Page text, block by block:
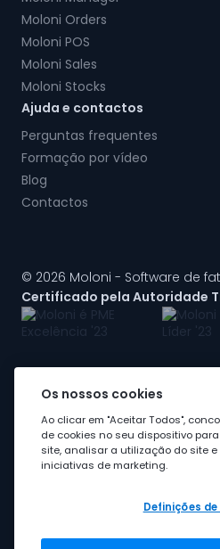
Moloni Orders
Moloni POS
Moloni Sales
Moloni Stocks
Ajuda e contactos
Perguntas frequentes
Formação por vídeo
Blog
Contactos
© 2026 Moloni - Software de
Certificado pela Autoridade
A Moloni faz parte dogrupo
Os nossos cookies
Ao clicar em "Aceitar Todos",
de cookies no seu dispositivo
site, analisar a utilização do site
iniciativas de marketing.
Definições